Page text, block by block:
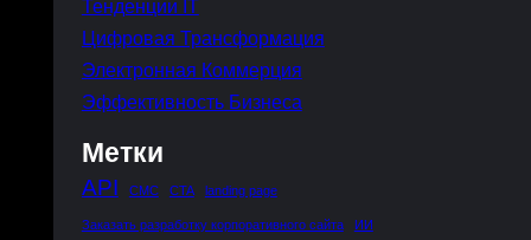
Тенденции IT
Цифровая Трансформация
Электронная Коммерция
Эффективность Бизнеса
Метки
API CMC CTA landing page
Заказать разработку корпоративного сайта ИИ